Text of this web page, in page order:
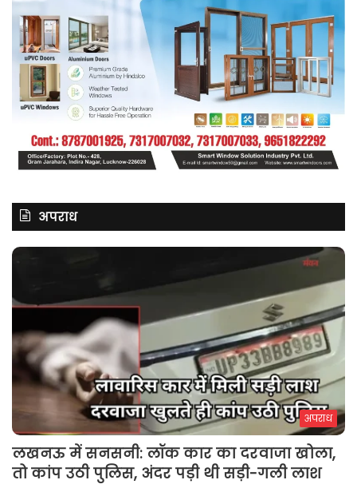
अपराध
अपराध
लखनऊ में सनसनी: लॉक कार का दरवाजा खोला,
तो कांप उठी पुलिस, अंदर पड़ी थी सड़ी-गली लाश